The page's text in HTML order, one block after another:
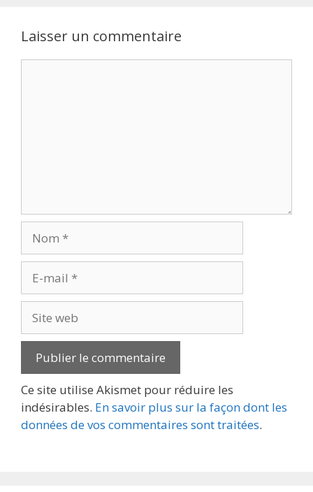
Laisser un commentaire
mail
web
Ce site utilise Akismet pour réduire les
indésirables. En savoir plus sur la façon dont les
données de vos commentaires sont traitées.